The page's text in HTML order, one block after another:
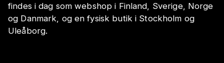
findes i dag som webshop i Finland, Sverige, Norge
og Danmark, og en fysisk butik i Stockholm og
Uleåborg.